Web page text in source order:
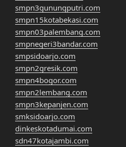
smpn3gunungputri.com
smpn15kotabekasi.com
smpn03palembang.com
smpnegeri3bandar.com
smpsidoarjo.com
smpn2gresik.com
smpn4bogor.com
smpn2lembang.com
smpn3kepanjen.com
smksidoarjo.com
dinkeskotadumai.com
sdn47kotajambi.com